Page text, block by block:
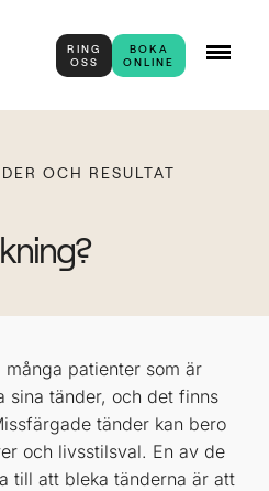
RING
OSS
BOKA
ONLINE
OCH RESULTAT
patienter som är
sina tänder, och det finns
tänder kan bero
och livsstilsval. En av de
till att bleka tänderna är att